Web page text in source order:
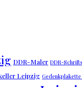
DDR-Maler DDR-
Leipzig